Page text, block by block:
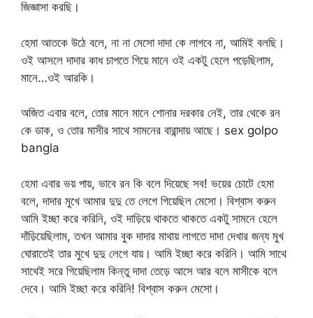
জিজ্ঞাসা করছি।
হেমা আতকে উঠে বলে, না না মেসো দাদা কে লাগবে না, আমিই বলছি।
ওই আসলে দাদার কাধ চাপতে গিয়ে মানে ওই একটু হেলে পড়েছিলাম,
মানে…ওই আরকি।
অজিত এবার বলে, তোর মানে মানে শোনার দরকার নেই, তার থেকে রন
কে ডাক, ও তোর মাসীর সাথে সামনের বারান্দায় আছে। sex golpo
bangla
হেমা এবার ভয় পায়, ভাবে রন কি বলে দিয়েছে সব! ভয়ের চোটে হেমা
বলে, দাদার মুখে আমার দুদু তে লেগে গিয়েছিল মেসো। বিশ্বাস করুন
আমি ইচ্ছা করে করিনি, ওই দাড়িয়ে থাকতে থাকতে একটু সামনে হেলে
দাঁড়িয়েছিলাম, তখন আমার বুক দাদার মাথায় লাগতে দাদা দেখার জন্য মুখ
ঘোরাতেই তার মুখে দুদু লেগে যায়। আমি ইচ্ছা করে করিনি। আমি সাথে
সাথেই সরে গিয়েছিলাম কিন্তু দাদা তেড়ে আসে আর বলে মাসীকে বলে
দেবে। আমি ইচ্ছা করে করিনি! বিশ্বাস করুন মেসো।